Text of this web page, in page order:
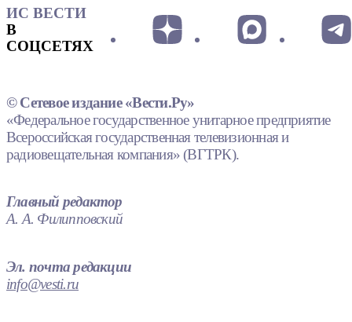
ИС ВЕСТИ
В
СОЦСЕТЯХ
© Сетевое издание «Вести.Ру»
«Федеральное государственное унитарное предприятие
Всероссийская государственная телевизионная и
радиовещательная компания» (ВГТРК).
Главный редактор
А. А. Филипповский
Эл. почта редакции
info@vesti.ru